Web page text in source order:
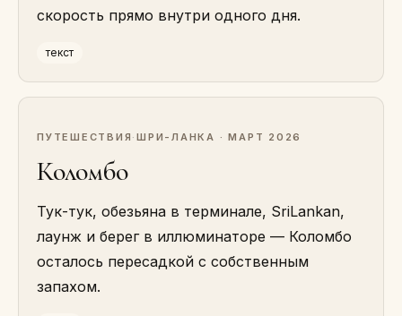
скорость прямо внутри одного дня.
текст
ПУТЕШЕСТВИЯ ·ШРИ-ЛАНКА · МАРТ 2026
Коломбо
Тук-тук, обезьяна в терминале, SriLankan,
лаунж и берег в иллюминаторе — Коломбо
осталось пересадкой с собственным
запахом.